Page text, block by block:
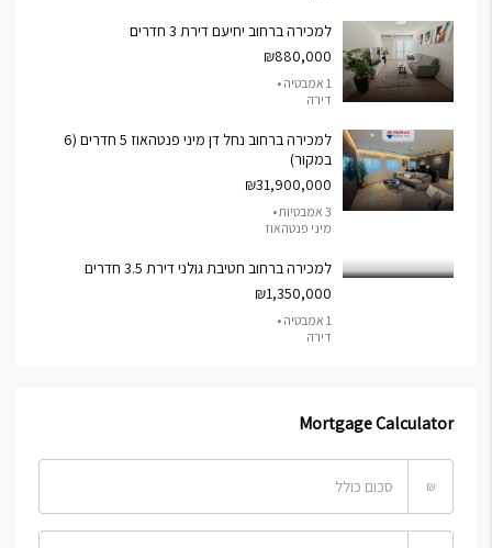
למכירה ברחוב יחיעם דירת 3 חדרים
₪880,000
1 אמבטיה •
דירה
למכירה ברחוב נחל דן מיני פנטהאוז 5 חדרים (6
במקור)
₪31,900,000
3 אמבטיות •
מיני פנטהאוז
למכירה ברחוב חטיבת גולני דירת 3.5 חדרים
₪1,350,000
1 אמבטיה •
דירה
Mortgage Calculator
₪